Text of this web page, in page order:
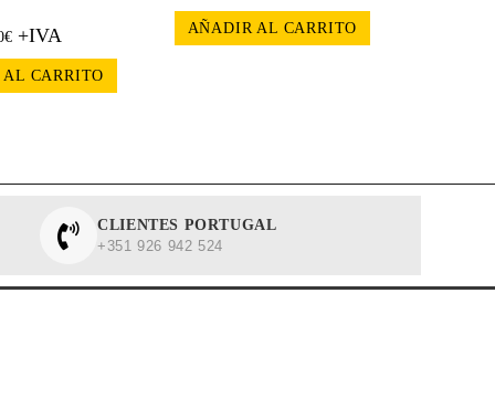
€+IVA
CARRITO
AÑADIR AL CARRITO
CLIENTES PORTUGAL
+351 926 942 524